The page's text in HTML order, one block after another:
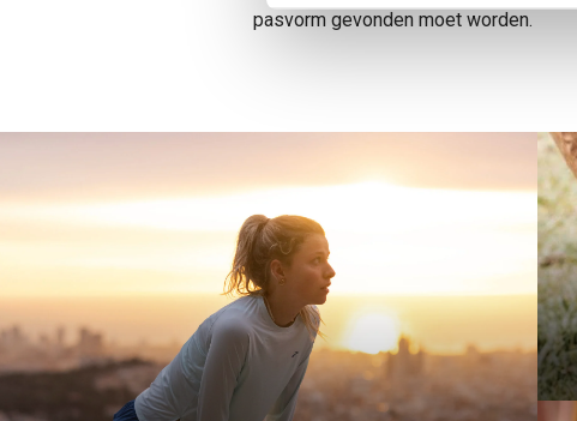
pasvorm gevonden moet worden.